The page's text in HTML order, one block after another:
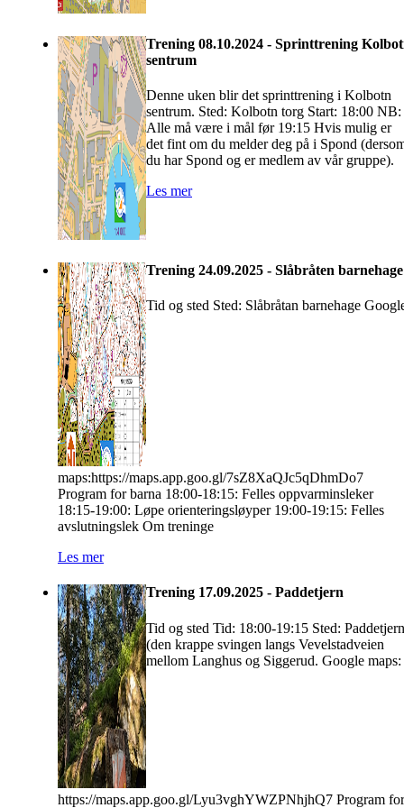
Trening 08.10.2024 - Sprinttrening
sentrum
Denne uken blir det sprinttrening i Kolbotn
sentrum. Sted: Kolbotn torg Start: 18:00 NB:
Alle må være i mål før 19:15 Hvis mulig er
det fint om du melder deg på i Spond
du har Spond og er medlem av vår gruppe).
Les mer
Trening 24.09.2025 - Slåbråten barnehage
Tid og sted Sted: Slåbråtan barnehage
maps:https://maps.app.goo.gl/7sZ8XaQJc5qDhmDo7
Program for barna 18:00-18:15: Felles oppvarminsleker
18:15-19:00: Løpe orienteringsløyper 19:00-19:15: Felles
avslutningslek Om treninge
Les mer
Trening 17.09.2025 - Paddetjern
Tid og sted Tid: 18:00-19:15 Sted: Paddetjern
(den krappe svingen langs Vevelstadveien
mellom Langhus og Siggerud. Google maps:
https://maps.app.goo.gl/Lyu3vghYWZPNhjhQ7 Program for